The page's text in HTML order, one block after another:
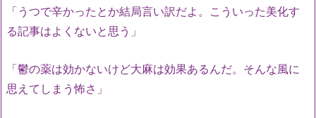
「うつで辛かったとか結局言い訳だよ。こういった美化す
る記事はよくないと思う」
「鬱の薬は効かないけど大麻は効果あるんだ。そんな風に
思えてしまう怖さ」